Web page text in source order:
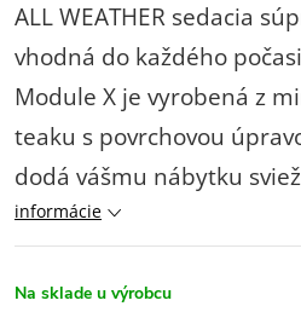
ALL WEATHER sedacia
vhodná do každého
Module X je vyrobená z
teaku s povrchovou
dodá vášmu nábytku
informácie
Na sklade u výrobcu